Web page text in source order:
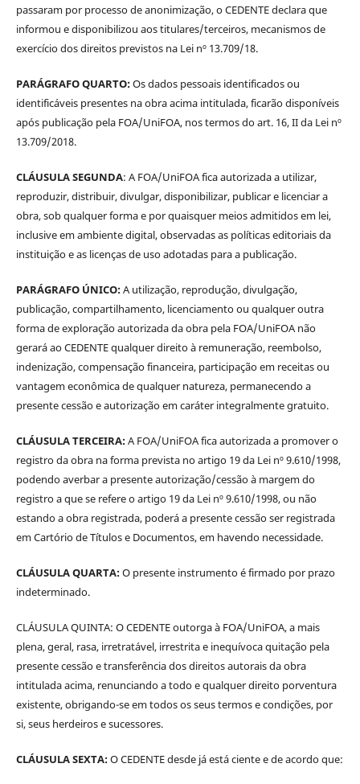
passaram por processo de anonimização, o CEDENTE declara que
informou e disponibilizou aos titulares/terceiros, mecanismos de
exercício dos direitos previstos na Lei nº 13.709/18.
PARÁGRAFO QUARTO:Os dados pessoais identificados ou
identificáveis presentes na obra acima intitulada, ficarão disponíveis
após publicação pela FOA/UniFOA, nos termos do art. 16, II da Lei nº
13.709/2018.
CLÁUSULA SEGUNDA: A FOA/UniFOA fica autorizada a utilizar,
reproduzir, distribuir, divulgar, disponibilizar, publicar e licenciar a
obra, sob qualquer forma e por quaisquer meios admitidos em lei,
inclusive em ambiente digital, observadas as políticas editoriais da
instituição e as licenças de uso adotadas para a publicação.
PARÁGRAFO ÚNICO:A utilização, reprodução, divulgação,
publicação, compartilhamento, licenciamento ou qualquer outra
forma de exploração autorizada da obra pela FOA/UniFOA não
gerará ao CEDENTE qualquer direito à remuneração, reembolso,
indenização, compensação financeira, participação em receitas ou
vantagem econômica de qualquer natureza, permanecendo a
presente cessão e autorização em caráter integralmente gratuito.
CLÁUSULA TERCEIRA:A FOA/UniFOA fica autorizada a promover o
registro da obra na forma prevista no artigo 19 da Lei nº 9.610/1998,
podendo averbar a presente autorização/cessão à margem do
registro a que se refere o artigo 19 da Lei nº 9.610/1998, ou não
estando a obra registrada, poderá a presente cessão ser registrada
em Cartório de Títulos e Documentos, em havendo necessidade.
CLÁUSULA QUARTA:O presente instrumento é firmado por prazo
indeterminado.
CLÁUSULA QUINTA: O CEDENTE outorga à FOA/UniFOA, a mais
plena, geral, rasa, irretratável, irrestrita e inequívoca quitação pela
presente cessão e transferência dos direitos autorais da obra
intitulada acima, renunciando a todo e qualquer direito porventura
existente, obrigando-se em todos os seus termos e condições, por
si, seus herdeiros e sucessores.
CLÁUSULA SEXTA:O CEDENTE desde já está ciente e de acordo que: